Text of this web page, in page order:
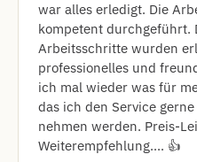
war alles erledigt. Die
kompetent durchgeführt.
Arbeitsschritte wurden
professionelles und
ich mal wieder was für
das ich den Service
nehmen werden. Preis-
Weiterempfehlung.... 👍